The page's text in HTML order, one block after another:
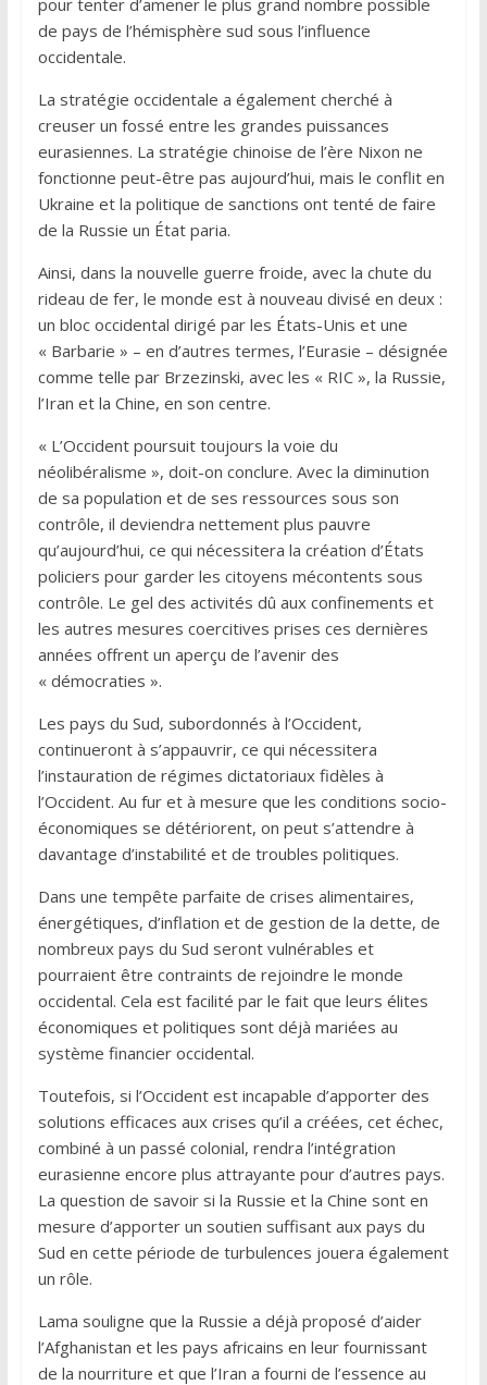
de pays de l’hémisphère sud sous l’influence
occidentale.
La stratégie occidentale a également cherché à
creuser un fossé entre les grandes puissances
eurasiennes. La stratégie chinoise de l’ère Nixon ne
fonctionne peut-être pas aujourd’hui, mais le conflit en
Ukraine et la politique de sanctions ont tenté de faire
de la Russie un État paria.
Ainsi, dans la nouvelle guerre froide, avec la chute du
rideau de fer, le monde est à nouveau divisé en deux :
un bloc occidental dirigé par les États-Unis et une
« Barbarie » – en d’autres termes, l’Eurasie – désignée
comme telle par Brzezinski, avec les « RIC », la Russie,
l’Iran et la Chine, en son centre.
« L’Occident poursuit toujours la voie du
néolibéralisme », doit-on conclure. Avec la diminution
de sa population et de ses ressources sous son
contrôle, il deviendra nettement plus pauvre
qu’aujourd’hui, ce qui nécessitera la création d’États
policiers pour garder les citoyens mécontents sous
contrôle. Le gel des activités dû aux confinements et
les autres mesures coercitives prises ces dernières
années offrent un aperçu de l’avenir des
« démocraties ».
Les pays du Sud, subordonnés à l’Occident,
continueront à s’appauvrir, ce qui nécessitera
l’instauration de régimes dictatoriaux fidèles à
l’Occident. Au fur et à mesure que les conditions socio-
économiques se détériorent, on peut s’attendre à
davantage d’instabilité et de troubles politiques.
Dans une tempête parfaite de crises alimentaires,
énergétiques, d’inflation et de gestion de la dette, de
nombreux pays du Sud seront vulnérables et
pourraient être contraints de rejoindre le monde
occidental. Cela est facilité par le fait que leurs élites
économiques et politiques sont déjà mariées au
système financier occidental.
Toutefois, si l’Occident est incapable d’apporter des
solutions efficaces aux crises qu’il a créées, cet échec,
combiné à un passé colonial, rendra l’intégration
eurasienne encore plus attrayante pour d’autres pays.
La question de savoir si la Russie et la Chine sont en
mesure d’apporter un soutien suffisant aux pays du
Sud en cette période de turbulences jouera également
un rôle.
Lama souligne que la Russie a déjà proposé d’aider
l’Afghanistan et les pays africains en leur fournissant
de la nourriture et que l’Iran a fourni de l’essence au